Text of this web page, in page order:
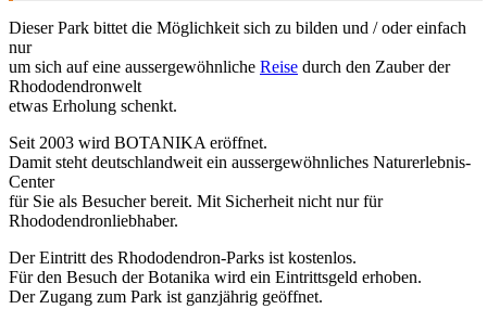
Dieser Park bittet die Möglichkeit sich zu bilden und / oder einfach
nur
um sich auf eine aussergewöhnliche Reise durch den Zauber der
Rhododendronwelt
etwas Erholung schenkt.
Seit 2003 wird BOTANIKA eröffnet.
Damit steht deutschlandweit ein aussergewöhnliches Naturerlebnis-
Center
für Sie als Besucher bereit. Mit Sicherheit nicht nur für
Rhododendronliebhaber.
Der Eintritt des Rhododendron-Parks ist kostenlos.
Für den Besuch der Botanika wird ein Eintrittsgeld erhoben.
Der Zugang zum Park ist ganzjährig geöffnet.